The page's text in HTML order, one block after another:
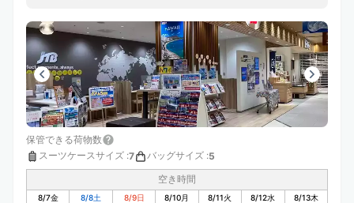
保管できる荷物数
スーツケースサイズ :7 バッグサイズ :5
空き時間
8/7金 8/8土 8/9日 8/10月 8/11火 8/12水 8/13木